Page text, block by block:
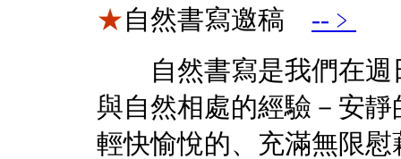
★自然書寫邀稿
--﹥
自然書寫是我們在週
與自然相處的經驗－安
輕快愉悅的、充滿無限